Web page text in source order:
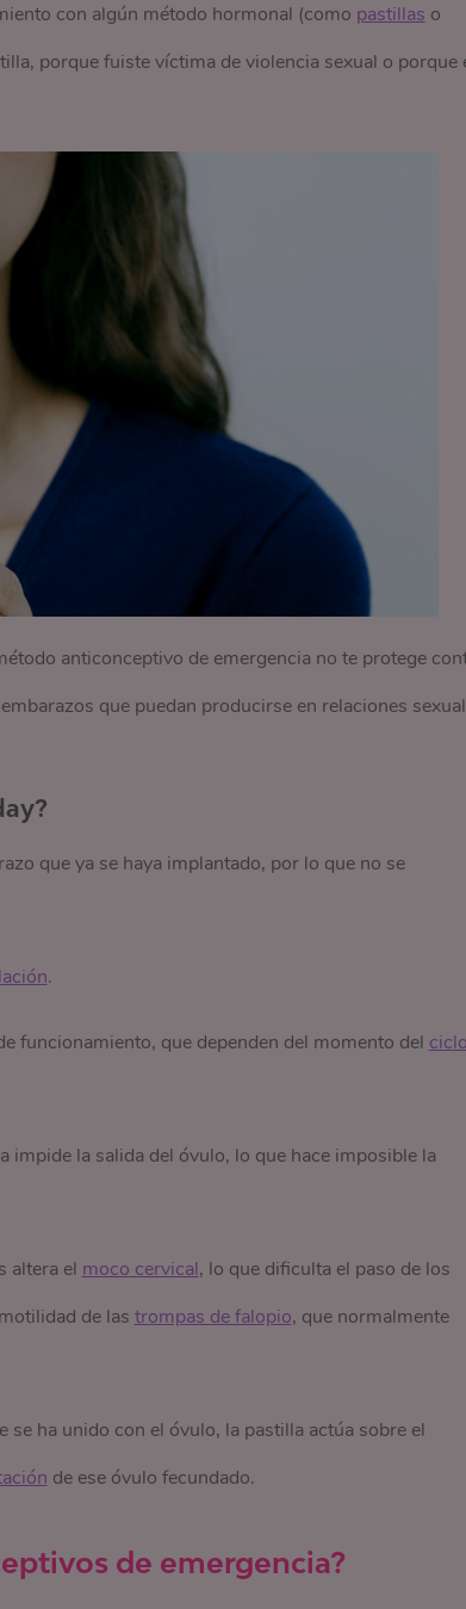
con algún método hormonal (como pastillas o
porque fuiste víctima de violencia sexual o porque
anticonceptivo de emergencia no te protege
que puedan producirse en relaciones
que ya se haya implantado, por lo que no se
.
funcionamiento, que dependen del momento del
impide la salida del óvulo, lo que hace imposible la
altera el moco cervical, lo que dificulta el paso de los
de las trompas de falopio, que normalmente
ha unido con el óvulo, la pastilla actúa sobre el
de ese óvulo fecundado.
de emergencia?